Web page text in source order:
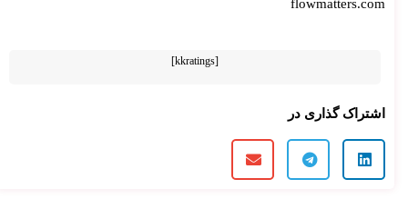
flowmatters.com
[kkratings]
اشتراک گذاری در